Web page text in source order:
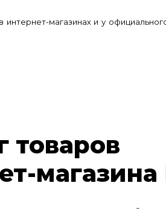
магазинах и у
товаров
магазина